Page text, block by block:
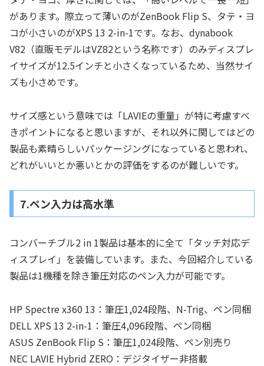
があります。際立って薄いのがZenBook Flip S、タテ・ヨ
コが小さいのがXPS 13 2-in-1です。なお、dynabook
V82（直販モデルはVZ82という名称です）のみディスプレ
イサイズが12.5インチと小さくなっているため、当然サイ
ズも小さめです。
サイズ感という意味では「LAVIEの重量」が特に考慮すべ
きポイントになると思いますが、それ以外に関してはどの
製品も素晴らしいパッケージングになっていると思われ、
どれがいいとか悪いとかの評価をするのが難しいです。
7.ペン入力は高水準
コンバーチブル2 in 1製品は基本的に全て「タッチ対応デ
ィスプレイ」を装備しています。また、今回紹介している
製品は1機種を除き筆圧対応のペン入力が可能です。
HP Spectre x360 13：筆圧1,024段階、N-Trig、ペン同梱
DELL XPS 13 2-in-1：筆圧4,096段階、ペン同梱
ASUS ZenBook Flip S：筆圧1,024段階、ペン別売り
NEC LAVIE Hybrid ZERO：デジタイザー非搭載